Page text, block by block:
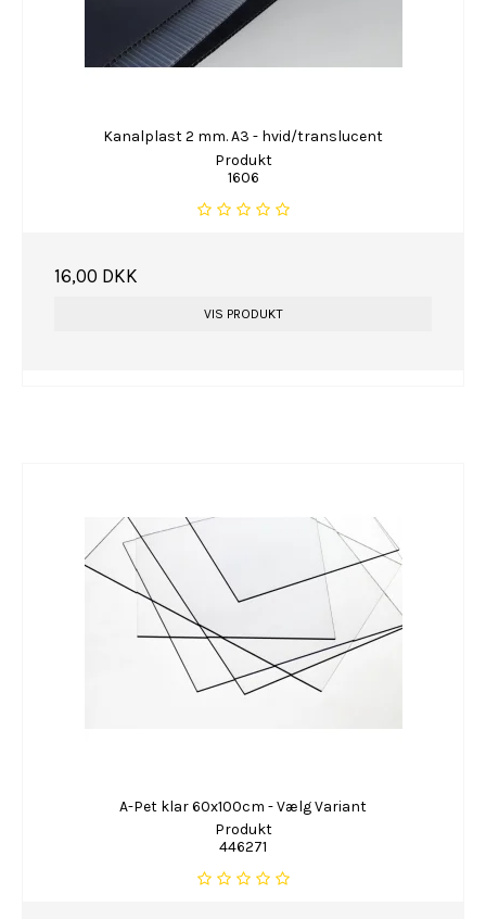
Kanalplast 2 mm. A3 - hvid/translucent
Produkt
1606
16,00 DKK
VIS PRODUKT
A-Pet klar 60x100cm - Vælg Variant
Produkt
446271